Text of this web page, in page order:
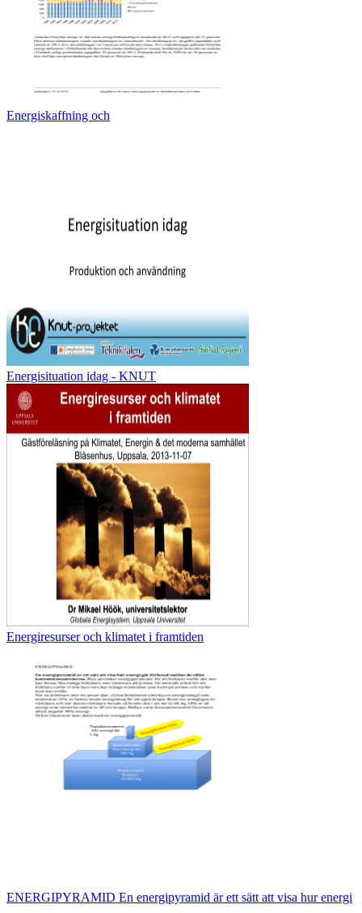
Energiskaffning och
Energisituation idag - KNUT
Energiresurser och klimatet i framtiden
ENERGIPYRAMID En energipyramid är ett sätt att visa hur energi